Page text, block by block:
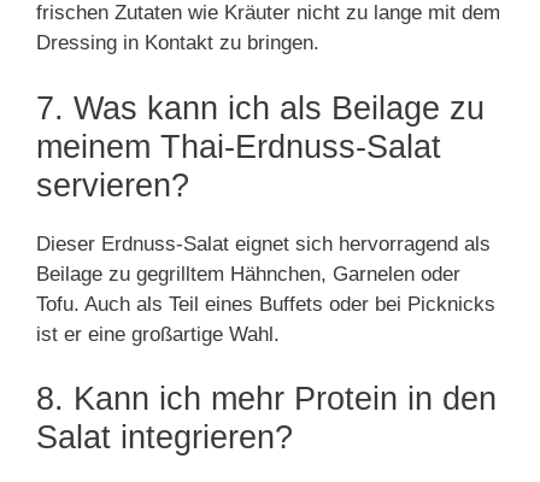
frischen Zutaten wie Kräuter nicht zu lange mit dem
Dressing in Kontakt zu bringen.
7. Was kann ich als Beilage zu
meinem Thai-Erdnuss-Salat
servieren?
Dieser Erdnuss-Salat eignet sich hervorragend als
Beilage zu gegrilltem Hähnchen, Garnelen oder
Tofu. Auch als Teil eines Buffets oder bei Picknicks
ist er eine großartige Wahl.
8. Kann ich mehr Protein in den
Salat integrieren?